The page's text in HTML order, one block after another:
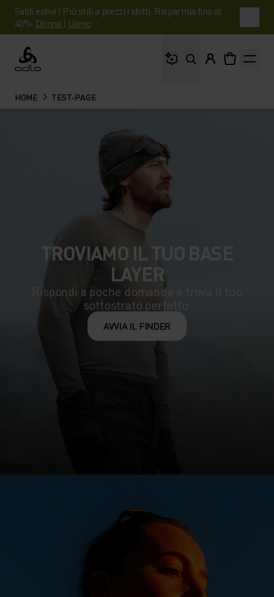
Saldi estivi | Più stili a prezzi ridotti. Risparmia fino al
40%. Donna | Uomo
Odlo
HOME TEST-PAGE
TROVIAMO IL TUO BASE
LAYER
Rispondi a poche domande e trova il tuo
sottostrato perfetto.
AVVIA IL FINDER